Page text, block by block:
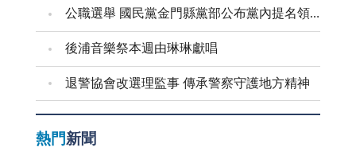
公職選舉 國民黨金門縣黨部公布黨內提名領表、登記起迄日期
後浦音樂祭本週由琳琳獻唱
退警協會改選理監事 傳承警察守護地方精神
熱門新聞